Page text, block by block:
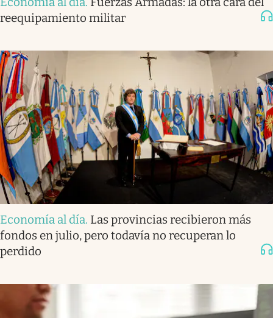
reequipamiento militar
Economía al día. Las provincias recibieron más
fondos en julio, pero todavía no recuperan lo
perdido